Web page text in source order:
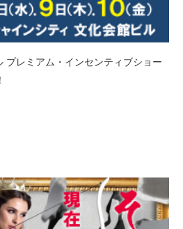
プレミアム・インセンティブショー